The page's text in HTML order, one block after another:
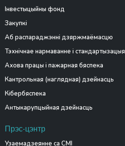
Інвестыцыйны фонд
Закупкі
Аб распараджэнні дзяржмаёмасцю
Тэхнічнае нармаванне і стандартызацыя
Ахова працы і пажарная бяспека
Кантрольная (наглядная) дзейнасць
Кібербяспека
Антыкарупцыйная дзейнасць
Прэс-цэнтр
Узаемадзеянне са СМІ